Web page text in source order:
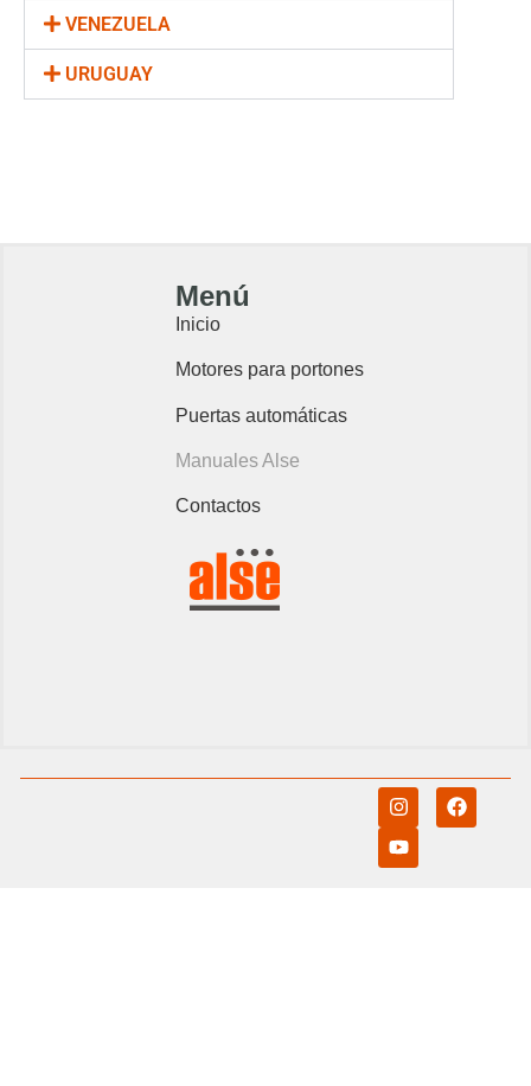
VENEZUELA
URUGUAY
Menú
Inicio
Motores para portones
Puertas automáticas
Manuales Alse
Contactos